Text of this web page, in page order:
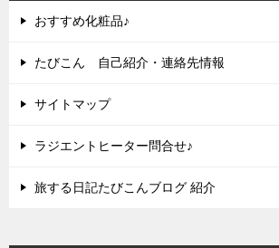
おすすめ化粧品♪
たびこん 自己紹介・連絡先情報
サイトマップ
ラジエントヒーター問合せ♪
旅する日記たびこんブログ 紹介